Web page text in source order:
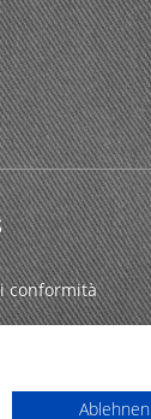
conformità
Ablehnen